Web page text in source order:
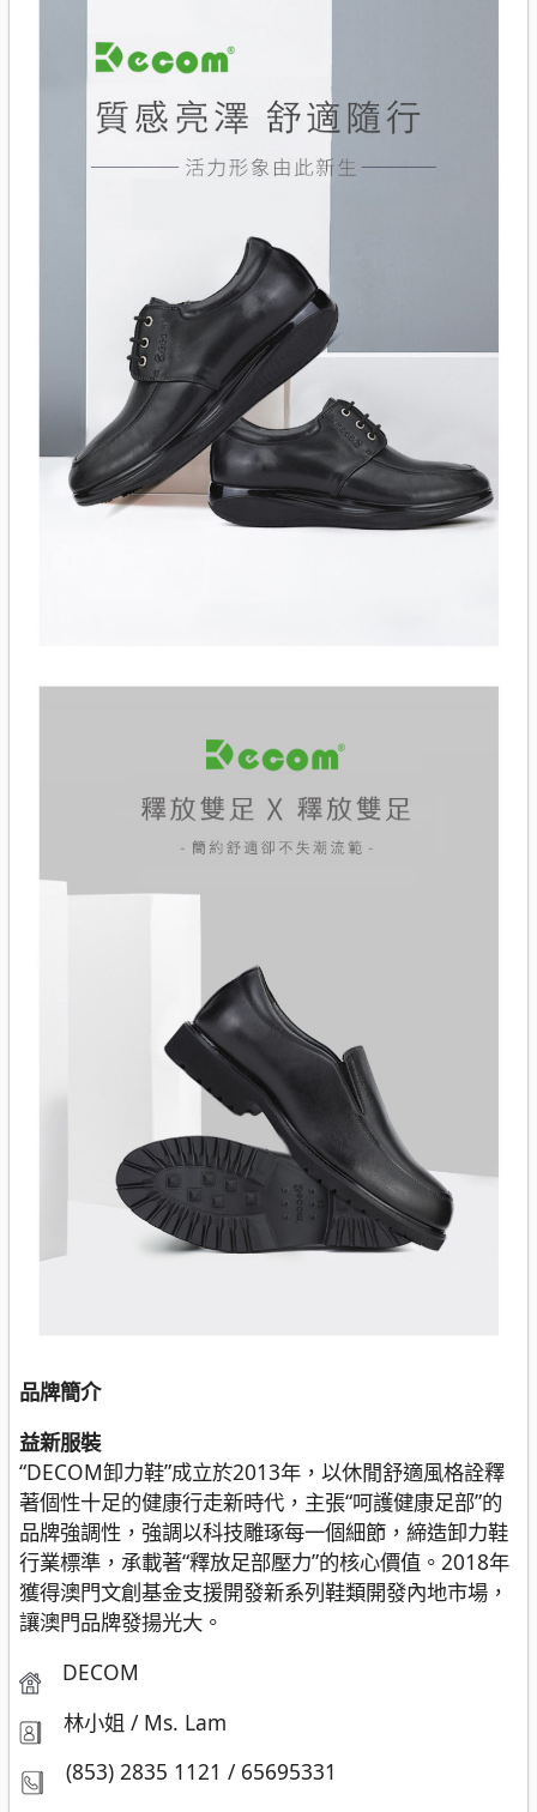
品牌簡介
益新服裝
“DECOM卸力鞋”成立於2013年，以休閒舒適風格詮釋
著個性十足的健康行走新時代，主張“呵護健康足部”的
品牌強調性，強調以科技雕琢每一個細節，締造卸力鞋
行業標準，承載著“釋放足部壓力”的核心價值。2018年
獲得澳門文創基金支援開發新系列鞋類開發內地市場，
讓澳門品牌發揚光大。
DECOM
林小姐 / Ms. Lam
(853) 2835 1121 / 65695331